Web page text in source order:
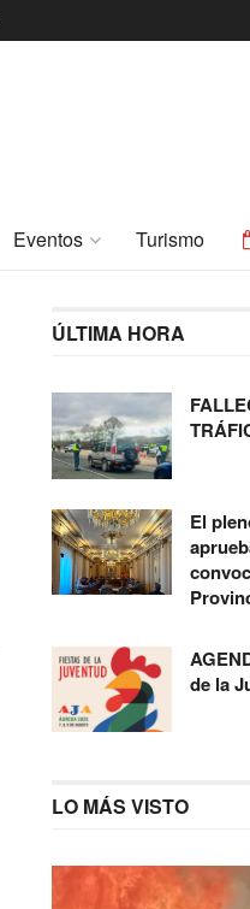
Eventos Turismo
ÚLTIMA HORA
El
de la
LO MÁS VISTO